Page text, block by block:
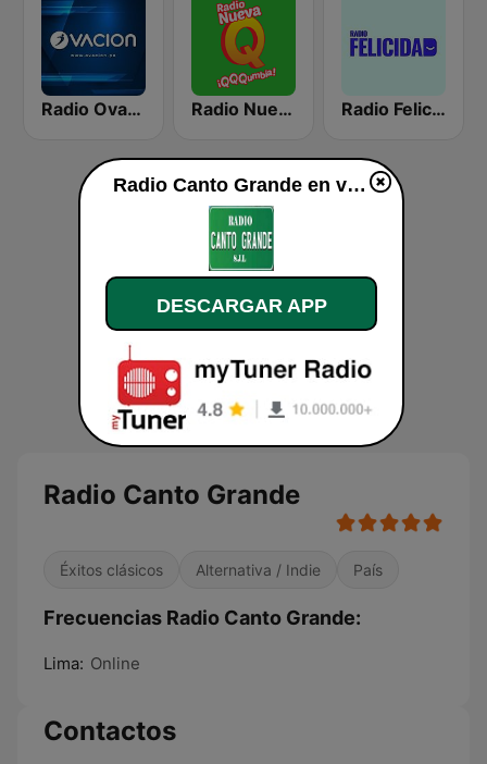
Radio Ovación Radio Nueva Q Radio Felicidad
Radio Canto Grande
Éxitos clásicos Alternativa / Indie País
Frecuencias Radio Canto Grande:
Lima: Online
Contactos
Radio Canto Grande en vivo
DESCARGAR APP